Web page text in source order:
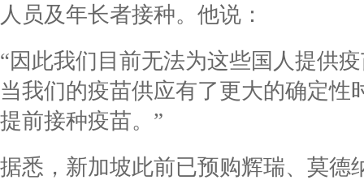
人员及年长者接种。他说：
“因此我们目前无法为这些国人提供
当我们的疫苗供应有了更大的确定性
提前接种疫苗。”
据悉，新加坡此前已预购辉瑞、莫德